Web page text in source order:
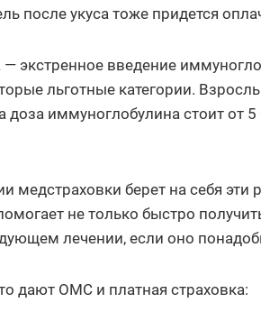
после укуса тоже придется
— экстренное введение
льготные категории.
доза иммуноглобулина стоит от
медстраховки берет на себя
не только быстро
лечении, если оно
дают ОМС и платная страховка: